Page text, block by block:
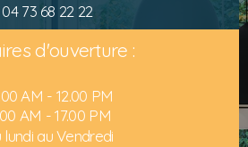
04 73 68 22 22
d'ouverture :
AM - 12.00 PM
AM - 17.00 PM
lundi au Vendredi